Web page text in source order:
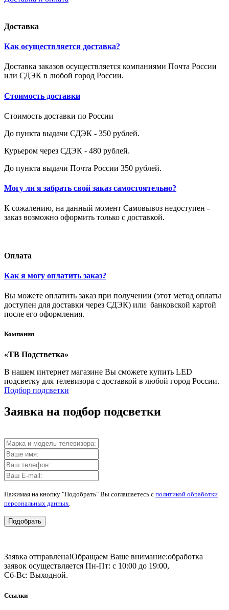
Доставка
Как осуществляется доставка?
Доставка заказов осуществляется компаниями Почта России
или СДЭК в любой город России.
Стоимость доставки
Стоимость доставки по России
До пункта выдачи СДЭК - 350 рублей.
Курьером через СДЭК - 480 рублей.
До пункта выдачи Почта России 350 рублей.
Могу ли я забрать свой заказ самостоятельно?
К сожалению, на данный момент Самовывоз недоступен -
заказ возможно оформить только с доставкой.
Оплата
Как я могу оплатить заказ?
Вы можете оплатить заказ при получении (этот метод оплаты
доступен для доставки через СДЭК) или банковской картой
после его оформления.
Компания
«ТВ Подстветка»
В нашем интернет магазине Вы сможете купить LED
подсветку для телевизора с доставкой в любой город России.
Подбор подсветки
Заявка на подбор подсветки
Нажимая на кнопку "Подобрать" Вы соглашаетесь с политикой обработки
персональных данных.
Подобрать
Заявка отправлена!Обращаем Ваше внимание:обработка
заявок осуществляется Пн-Пт: с 10:00 до 19:00,
Сб-Вс: Выходной.
Ссылки